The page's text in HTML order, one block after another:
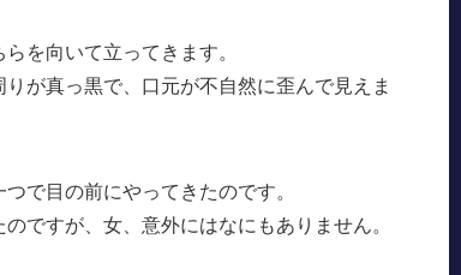
を向いて立ってきます。
が真っ黒で、口元が不自然に歪んで見えま
で目の前にやってきたのです。
ですが、女、意外にはなにもありません。